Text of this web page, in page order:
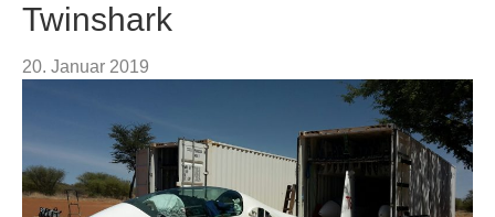
Twinshark
20. Januar 2019